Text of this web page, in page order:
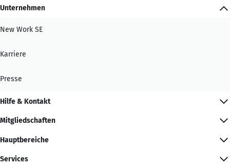
Unternehmen
New Work SE
Karriere
Presse
Hilfe & Kontakt
Mitgliedschaften
Hauptbereiche
Services